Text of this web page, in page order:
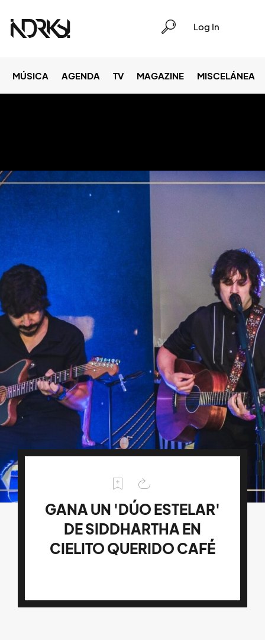
Log In
MÚSICA AGENDA TV MAGAZINE MISCELÁNEA
GANA UN 'DÚO ESTELAR'
DE SIDDHARTHA EN
CIELITO QUERIDO CAFÉ